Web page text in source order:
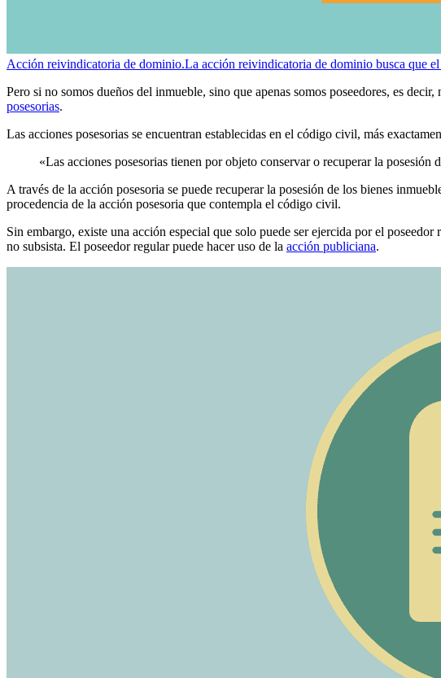
Acción reivindicatoria de dominio.La acción reivindicatoria de dominio busca que
Pero si no somos dueños del inmueble, sino que apenas somos poseedores, es
posesorias.
Las acciones posesorias se encuentran establecidas en el código civil, más
«Las acciones posesorias tienen por objeto conservar o recuperar la posesión
A través de la acción posesoria se puede recuperar la posesión de los bienes
procedencia de la acción posesoria que contempla el código civil.
Sin embargo, existe una acción especial que solo puede ser ejercida por el
no subsista. El poseedor regular puede hacer uso de la acción publiciana.